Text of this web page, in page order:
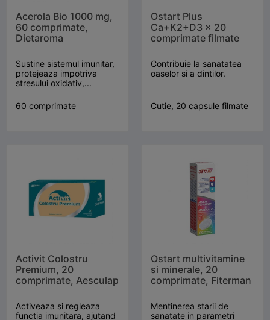
Acerola Bio 1000 mg,
60 comprimate,
Dietaroma
Sustine sistemul imunitar,
protejeaza impotriva
stresului oxidativ,...
60 comprimate
Ostart Plus
Ca+K2+D3 x 20
comprimate filmate
Contribuie la sanatatea
oaselor si a dintilor.
Cutie, 20 capsule filmate
Activit Colostru
Premium, 20
comprimate, Aesculap
Activeaza si regleaza
functia imunitara, ajutand
Ostart multivitamine
si minerale, 20
comprimate, Fiterman
Mentinerea starii de
sanatate in parametri